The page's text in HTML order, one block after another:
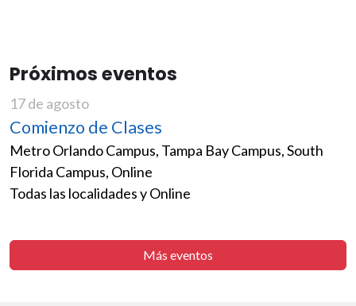
Próximos eventos
17 de agosto
Comienzo de Clases
Metro Orlando Campus, Tampa Bay Campus, South
Florida Campus, Online
Todas las localidades y Online
Más eventos